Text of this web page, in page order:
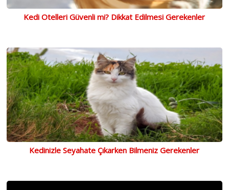
Kedi Otelleri Güvenli mi? Dikkat Edilmesi Gerekenler
Kedinizle Seyahate Çıkarken Bilmeniz Gerekenler